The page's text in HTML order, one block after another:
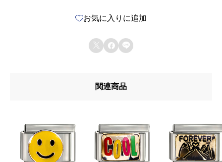
お気に入りに追加
  
関連商品